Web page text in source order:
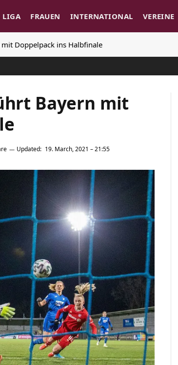
LIGA FRAUEN INTERNATIONAL VEREINE
Doppelpack ins Halbfinale
Bayern mit
Updated: 19. March, 2021 – 21:55